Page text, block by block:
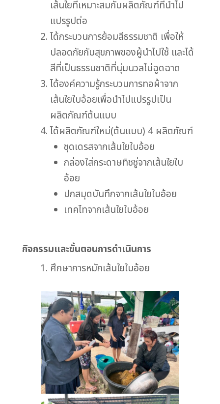
เส้นใยที่เหมาะสมกับผลิตภัณฑ์ที่นำไป
แปรรูปต่อ
ได้กระบวนการย้อมสีธรรมชาติ เพื่อให้
ปลอดภัยกับสุขภาพของผู้นำไปใช้ และได้
สีที่เป็นธรรมชาติที่นุ่มนวลไม่ฉูดฉาด
ได้องค์ความรู้กระบวนการทอผ้าจาก
เส้นใยใบอ้อยเพื่อนำไปแปรรูปเป็น
ผลิตภัณฑ์ต้นแบบ
ได้ผลิตภัณฑ์ใหม่(ต้นแบบ) 4 ผลิตภัณฑ์
ชุดเดรสจากเส้นใยใบอ้อย
กล่องใส่กระดาษทิชชู่จากเส้นใยใบ
อ้อย
ปกสมุดบันทึกจากเส้นใยใบอ้อย
เทคไทจากเส้นใยใบอ้อย
กิจกรรมและขั้นตอนการดำเนินการ
ศึกษาการหมักเส้นใยใบอ้อย